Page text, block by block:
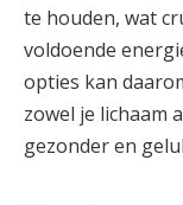
te houden, wat
voldoende
opties kan
zowel je lichaam
gezonder en